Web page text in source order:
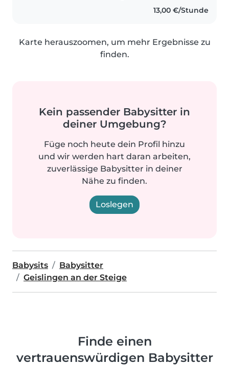
13,00 €/Stunde
Karte herauszoomen, um mehr Ergebnisse zu
finden.
Kein passender Babysitter in
deiner Umgebung?
Füge noch heute dein Profil hinzu
und wir werden hart daran arbeiten,
zuverlässige Babysitter in deiner
Nähe zu finden.
Loslegen
Babysits
Babysitter
Geislingen an der Steige
Finde einen
vertrauenswürdigen Babysitter